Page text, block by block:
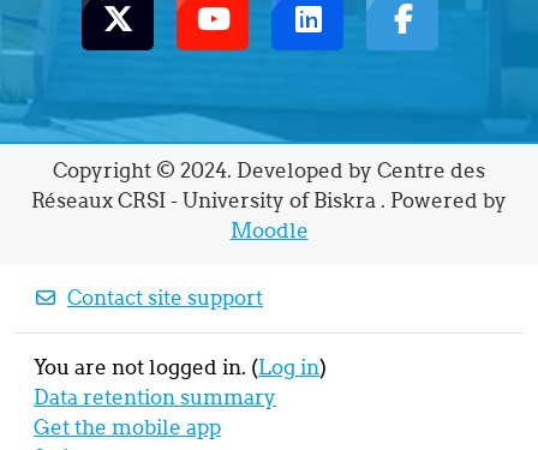
Copyright © 2024. Developed by Centre des
Réseaux CRSI - University of Biskra . Powered by
Moodle
Contact site support
You are not logged in. (Log in)
Data retention summary
Get the mobile app